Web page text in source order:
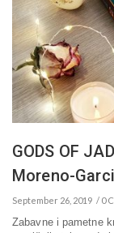
GODS OF
Moreno-
September 26, 2019 0
Zabavne i pametne